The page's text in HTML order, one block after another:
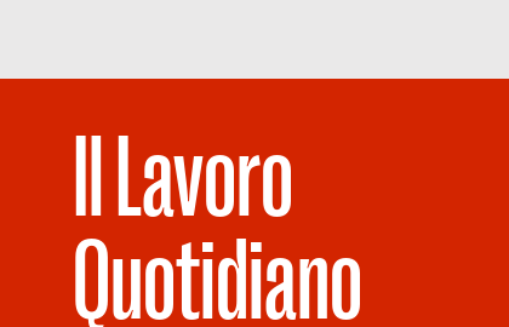
Il Lavoro
Quotidiano